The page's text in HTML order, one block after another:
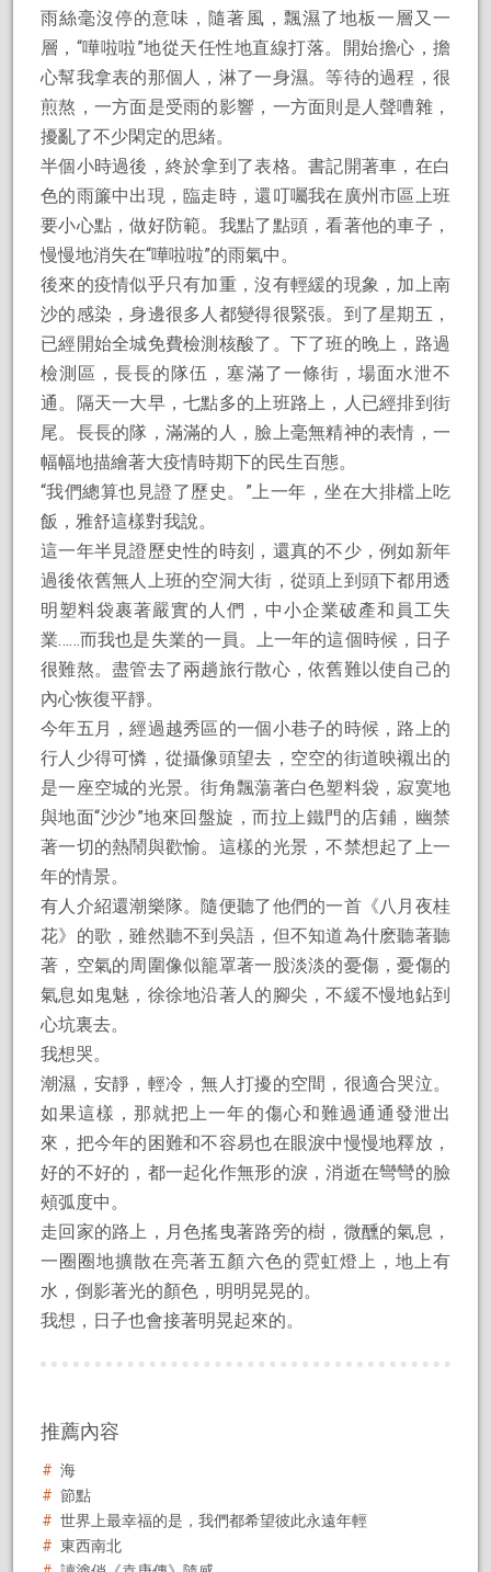
雨絲毫沒停的意味，隨著風，飄濕了地板一層又一
層，“嘩啦啦”地從天任性地直線打落。開始擔心，擔
心幫我拿表的那個人，淋了一身濕。等待的過程，很
煎熬，一方面是受雨的影響，一方面則是人聲嘈雜，
擾亂了不少閑定的思緒。
半個小時過後，終於拿到了表格。書記開著車，在白
色的雨簾中出現，臨走時，還叮囑我在廣州市區上班
要小心點，做好防範。我點了點頭，看著他的車子，
慢慢地消失在“嘩啦啦”的雨氣中。
後來的疫情似乎只有加重，沒有輕緩的現象，加上南
沙的感染，身邊很多人都變得很緊張。到了星期五，
已經開始全城免費檢測核酸了。下了班的晚上，路過
檢測區，長長的隊伍，塞滿了一條街，場面水泄不
通。隔天一大早，七點多的上班路上，人已經排到街
尾。長長的隊，滿滿的人，臉上毫無精神的表情，一
幅幅地描繪著大疫情時期下的民生百態。
“我們總算也見證了歷史。”上一年，坐在大排檔上吃
飯，雅舒這樣對我說。
這一年半見證歷史性的時刻，還真的不少，例如新年
過後依舊無人上班的空洞大街，從頭上到頭下都用透
明塑料袋裹著嚴實的人們，中小企業破產和員工失
業……而我也是失業的一員。上一年的這個時候，日子
很難熬。盡管去了兩趟旅行散心，依舊難以使自己的
內心恢復平靜。
今年五月，經過越秀區的一個小巷子的時候，路上的
行人少得可憐，從攝像頭望去，空空的街道映襯出的
是一座空城的光景。街角飄蕩著白色塑料袋，寂寞地
與地面“沙沙”地來回盤旋，而拉上鐵門的店鋪，幽禁
著一切的熱鬧與歡愉。這樣的光景，不禁想起了上一
年的情景。
有人介紹還潮樂隊。隨便聽了他們的一首《八月夜桂
花》的歌，雖然聽不到吳語，但不知道為什麽聽著聽
著，空氣的周圍像似籠罩著一股淡淡的憂傷，憂傷的
氣息如鬼魅，徐徐地沿著人的腳尖，不緩不慢地鉆到
心坑裏去。
我想哭。
潮濕，安靜，輕冷，無人打擾的空間，很適合哭泣。
如果這樣，那就把上一年的傷心和難過通通發泄出
來，把今年的困難和不容易也在眼淚中慢慢地釋放，
好的不好的，都一起化作無形的淚，消逝在彎彎的臉
頰弧度中。
走回家的路上，月色搖曳著路旁的樹，微醺的氣息，
一圈圈地擴散在亮著五顏六色的霓虹燈上，地上有
水，倒影著光的顏色，明明晃晃的。
我想，日子也會接著明晃起來的。
推薦內容
海
節點
世界上最幸福的是，我們都希望彼此永遠年輕
東西南北